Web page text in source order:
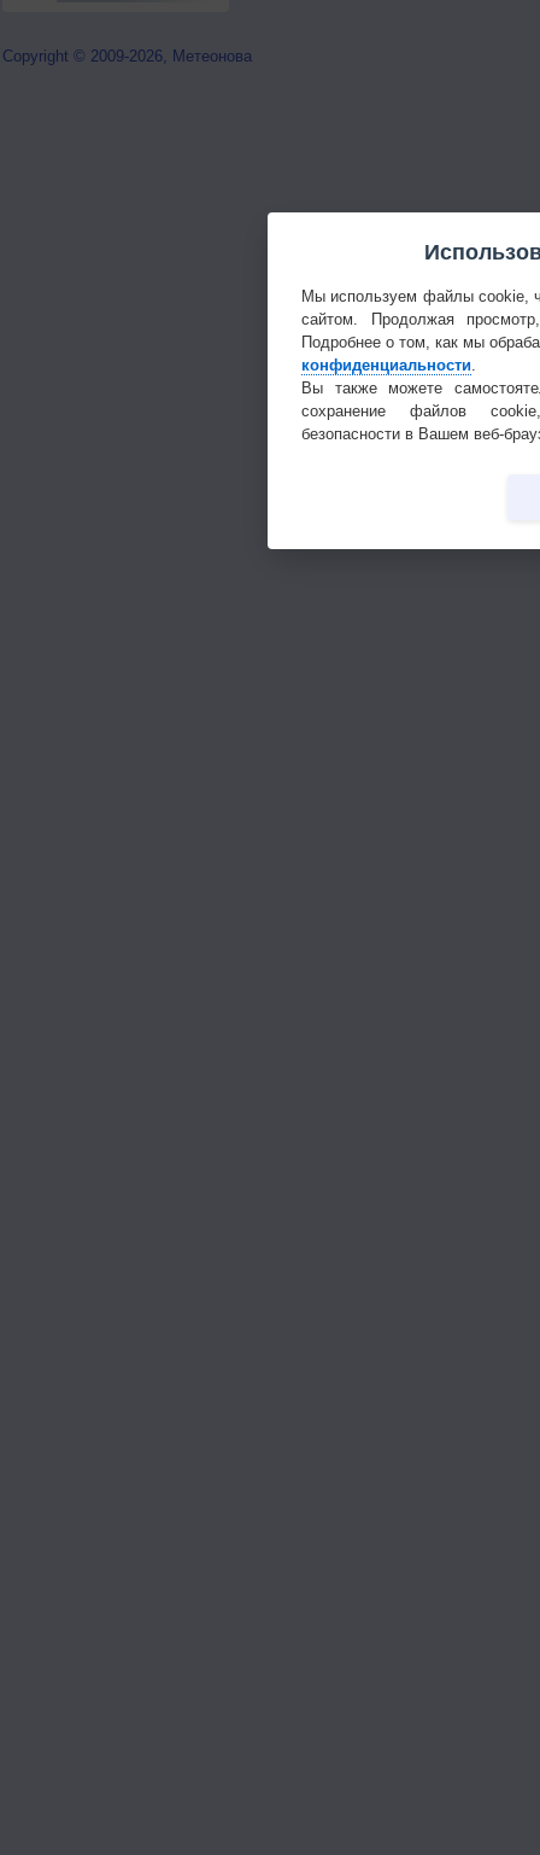
Copyright © 2009-2026, Метеонова
Мы используем файлы cookie,
сайтом. Продолжая
Подробнее о том, как мы
конфиденциальности.
Вы также можете
сохранение файлов
безопасности в Вашем веб-